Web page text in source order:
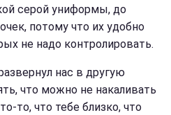
серой униформы, до
потому что их удобно
не надо контролировать.
нас в другую
что можно не накаливать
то, что тебе близко, что